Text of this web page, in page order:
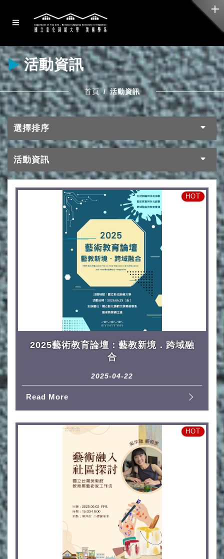
活動資訊
首頁 活動資訊
選擇排序
活動資訊
HOT
2025藝術教育論壇：藝教新境．跨域融
合
2025-04-22
Read More
HOT